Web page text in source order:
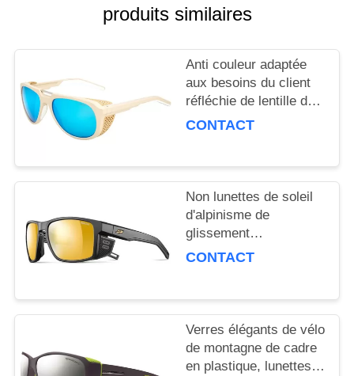
DU
PRIVACY
produits similaires
Anti couleur adaptée
aux besoins du client
réfléchie de lentille de
forme de lunettes de
CONTACT
Non lunettes de soleil
d'alpinisme de
glissement
amortissantes avec la
CONTACT
Verres élégants de vélo
de montagne de cadre
en plastique, lunettes